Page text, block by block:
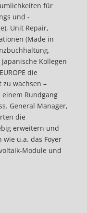
für
und -
Unit Repair,
(Made in
Kollegen
die
wachsen –
Rundgang
General Manager,
die
erweitern und
u.a. das Foyer
Module und